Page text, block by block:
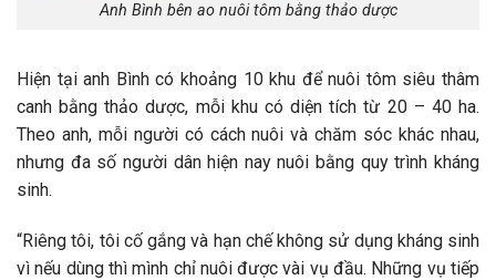
Anh Bình bên ao nuôi tôm bằng thảo dược
Hiện tại anh Bình có khoảng 10 khu để nuôi tôm siêu thâm
canh bằng thảo dược, mỗi khu có diện tích từ 20 – 40 ha.
Theo anh, mỗi người có cách nuôi và chăm sóc khác nhau,
nhưng đa số người dân hiện nay nuôi bằng quy trình kháng
sinh.
“Riêng tôi, tôi cố gắng và hạn chế không sử dụng kháng sinh
vì nếu dùng thì mình chỉ nuôi được vài vụ đầu. Những vụ tiếp